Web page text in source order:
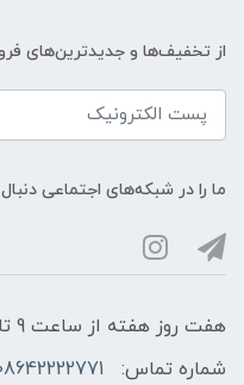
از تخفیف‌ها و جدیدترین‌های
ما را در شبکه‌های اجتماعی
هفت روز هفته از ساعت 9 تا 21 پاسخگوی شما هستیم
شماره تماس: